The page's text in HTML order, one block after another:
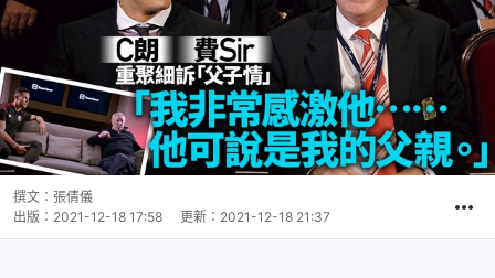
撰文： 張倩儀
出版： 2021-12-18 17:58 更新： 2021-12-18 21:37